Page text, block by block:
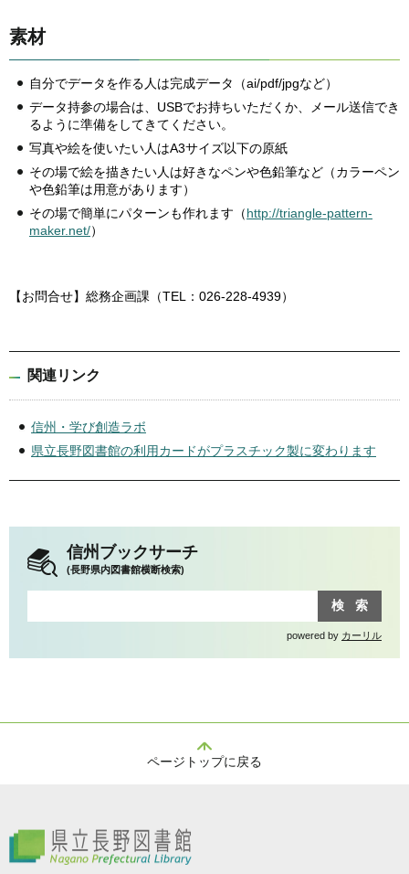
素材
自分でデータを作る人は完成データ（ai/pdf/jpgなど）
データ持参の場合は、USBでお持ちいただくか、メール送信でき
るように準備をしてきてください。
写真や絵を使いたい人はA3サイズ以下の原紙
その場で絵を描きたい人は好きなペンや色鉛筆など（カラーペン
や色鉛筆は用意があります）
その場で簡単にパターンも作れます（http://triangle-pattern-
maker.net/）
【お問合せ】総務企画課（TEL：026-228-4939）
関連リンク
信州・学び創造ラボ
県立長野図書館の利用カードがプラスチック製に変わります
信州ブックサーチ
(長野県内図書館横断検索)
powered by カーリル
ページトップに戻る
県立長野図書館